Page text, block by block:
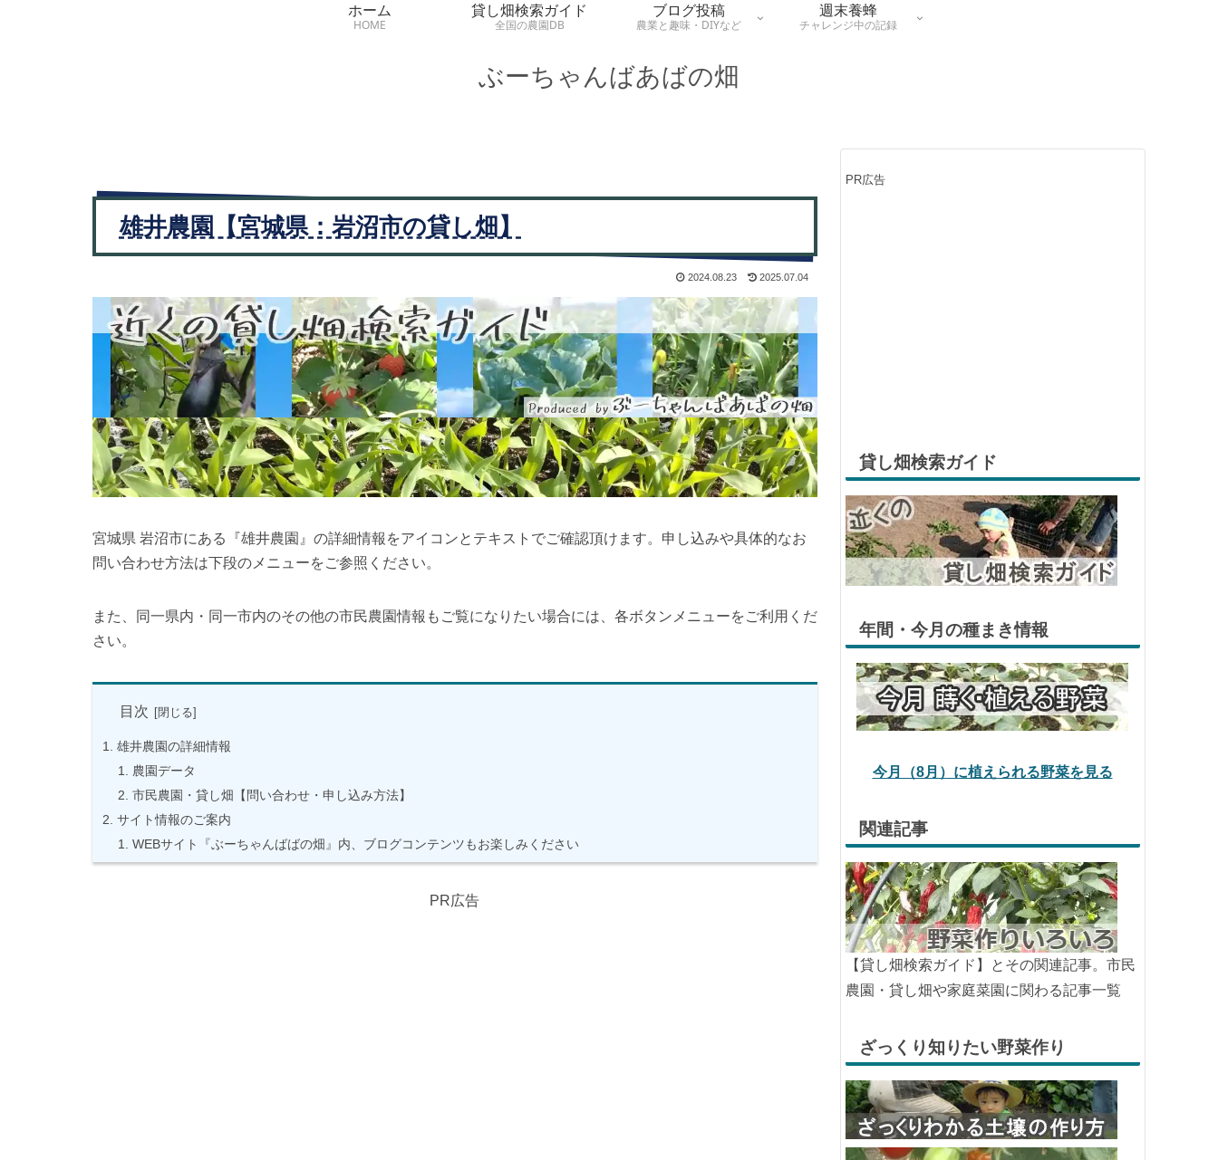
ぶーちゃんばあばの畑
ホーム
HOME
貸し畑検索ガイド
全国の農園DB
ブログ投稿
農業と趣味・DIYなど
週末養蜂
チャレンジ中の記録
雄井農園【宮城県：岩沼市の貸し畑】
2024.08.23 2025.07.04
宮城県 岩沼市にある『雄井農園』の詳細情報をアイコンとテキストでご確認頂けます。申し込みや具体的なお
問い合わせ方法は下段のメニューをご参照ください。
また、同一県内・同一市内のその他の市民農園情報もご覧になりたい場合には、各ボタンメニューをご利用くだ
さい。
目次
雄井農園の詳細情報
農園データ
市民農園・貸し畑【問い合わせ・申し込み方法】
サイト情報のご案内
WEBサイト『ぶーちゃんばばの畑』内、ブログコンテンツもお楽しみください
PR広告
PR広告
貸し畑検索ガイド
年間・今月の種まき情報
今月（8月）に植えられる野菜を見る
関連記事
【貸し畑検索ガイド】とその関連記事。市民
農園・貸し畑や家庭菜園に関わる記事一覧
ざっくり知りたい野菜作り